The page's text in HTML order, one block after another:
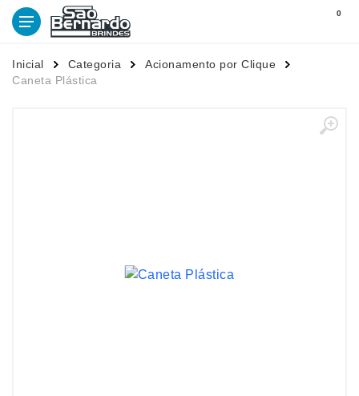
0
Inicial Categoria
Acionamento por Clique
Caneta Plástica